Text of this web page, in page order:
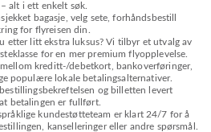
alt i ett enkelt søk.
bagasje, velg sete, forhåndsbestill
for flyreisen din.
etter litt ekstra luksus? Vi tilbyr et utvalg av
for en mer premium flyopplevelse.
kreditt-/debetkort, bankoverføringer,
populære lokale betalingsalternativer.
og billetten levert
betalingen er fullført.
kundestøtteteam er klart 24/7 for å
kanselleringer eller andre spørsmål.